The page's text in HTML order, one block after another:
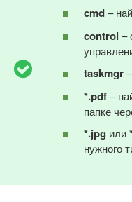
cmd–
control –
taskmgr
*.pdf–
папке
*.jpg или
нужного